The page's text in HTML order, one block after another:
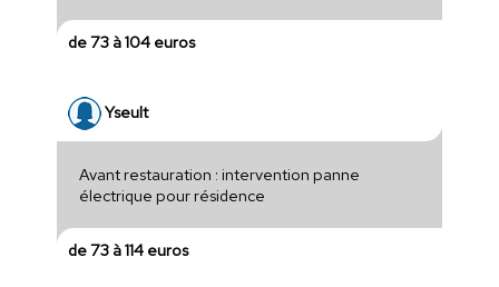
de 73 à 104 euros
Yseult
Avant restauration : intervention panne
électrique pour résidence
de 73 à 114 euros